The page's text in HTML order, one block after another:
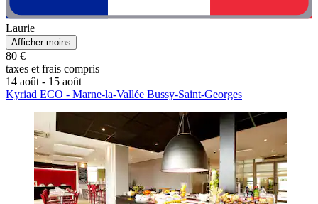
Laurie
Afficher moins
80 €
taxes et frais compris
14 août - 15 août
Kyriad ECO - Marne-la-Vallée Bussy-Saint-Georges